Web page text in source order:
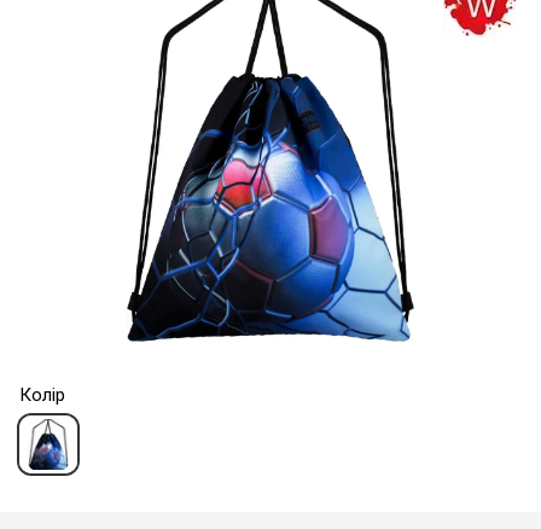
Колір